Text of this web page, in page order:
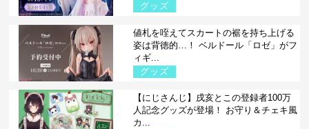
グッズ
値札を咥えてスカートの裾を持ち上げる
姿は背徳的…！ ベルドール「ロゼ」がフ
ィギ...
グッズ
【にじさんじ】戌亥とこの登録者100万
人記念グッズが登場！ お守り＆チェキ風
カ...